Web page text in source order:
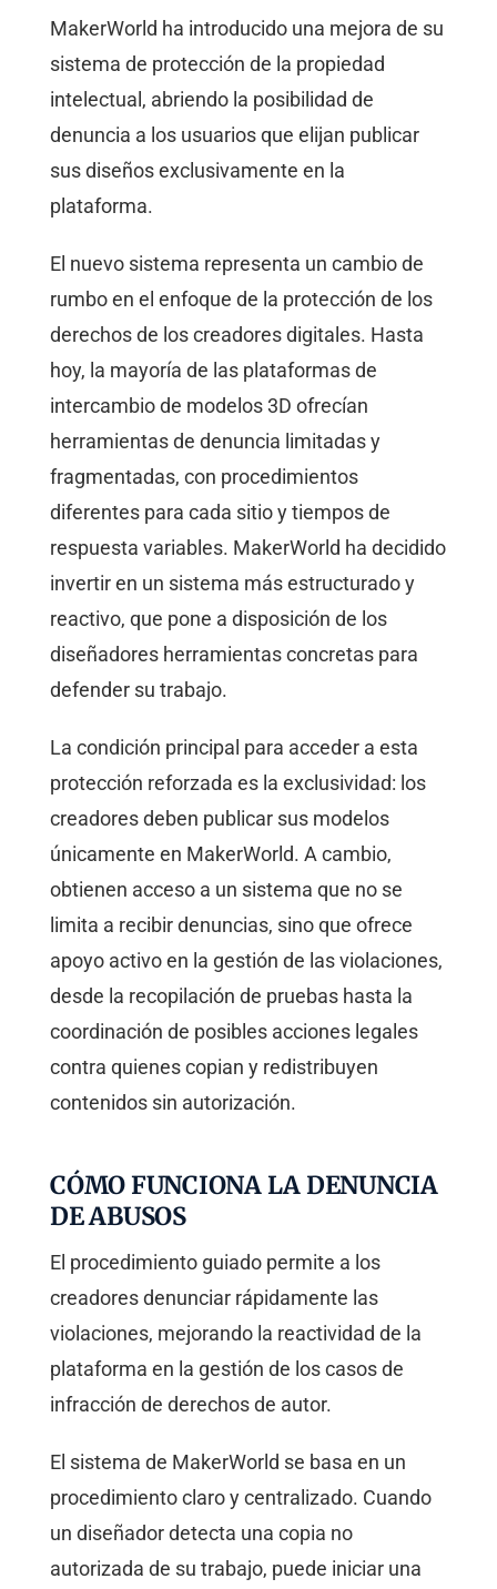
MakerWorld ha introducido una mejora de su
sistema de protección de la propiedad
intelectual, abriendo la posibilidad de
denuncia a los usuarios que elijan publicar
sus diseños exclusivamente en la
plataforma.
El nuevo sistema representa un cambio de
rumbo en el enfoque de la protección de los
derechos de los creadores digitales. Hasta
hoy, la mayoría de las plataformas de
intercambio de modelos 3D ofrecían
herramientas de denuncia limitadas y
fragmentadas, con procedimientos
diferentes para cada sitio y tiempos de
respuesta variables. MakerWorld ha decidido
invertir en un sistema más estructurado y
reactivo, que pone a disposición de los
diseñadores herramientas concretas para
defender su trabajo.
La condición principal para acceder a esta
protección reforzada es la exclusividad: los
creadores deben publicar sus modelos
únicamente en MakerWorld. A cambio,
obtienen acceso a un sistema que no se
limita a recibir denuncias, sino que ofrece
apoyo activo en la gestión de las violaciones,
desde la recopilación de pruebas hasta la
coordinación de posibles acciones legales
contra quienes copian y redistribuyen
contenidos sin autorización.
CÓMO FUNCIONA LA DENUNCIA
DE ABUSOS
El procedimiento guiado permite a los
creadores denunciar rápidamente las
violaciones, mejorando la reactividad de la
plataforma en la gestión de los casos de
infracción de derechos de autor.
El sistema de MakerWorld se basa en un
procedimiento claro y centralizado. Cuando
un diseñador detecta una copia no
autorizada de su trabajo, puede iniciar una